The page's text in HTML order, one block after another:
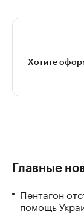
Хотите
Главные
Пентагон
помощь